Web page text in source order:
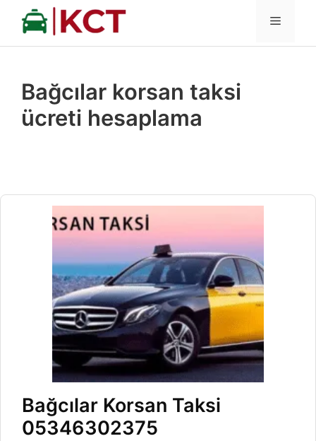
İçeriğe
MENÜ
Bağcılar korsan taksi
ücreti hesaplama
Bağcılar Korsan Taksi
05346302375